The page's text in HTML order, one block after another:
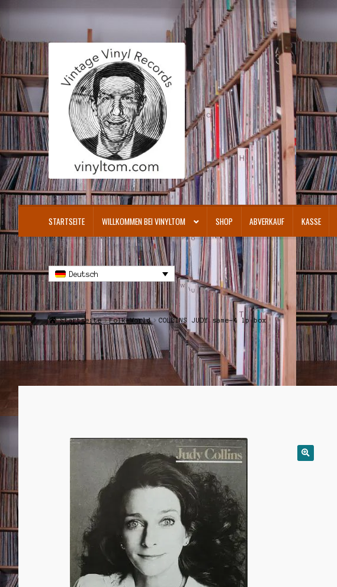
Zur
Navigation
springen
Zum
springen
STARTSEITE WILLKOMMEN BEI VINYLTOM SHOP ABVERKAUF KASSE
Deutsch
Startseite Folk-World COLLINS JUDY same-4 lp box